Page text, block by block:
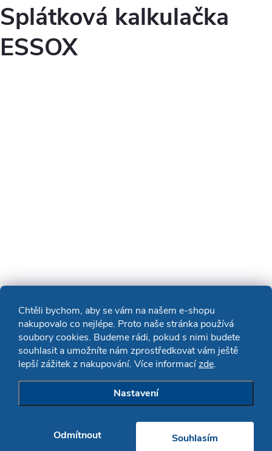
Chtěli bychom, aby se vám na našem e-shopu
nakupovalo co nejlépe. Proto naše stránka používá
soubory cookies. Budeme rádi, pokud s nimi budete
souhlasit a umožníte nám zprostředkovat vám ještě
lepší zážitek z nakupování. Více informacízde.
Nastavení
Odmítnout Souhlasím
Splátková kalkulačka
ESSOX